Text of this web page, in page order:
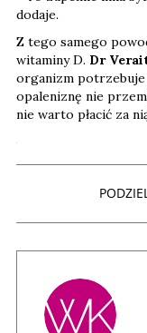
dodaje.
Z tego samego
witaminy D. Dr
organizm potrzebuje
opaleniznę nie
nie warto płacić za